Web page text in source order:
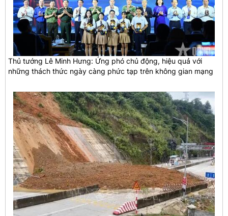
Thủ tướng Lê Minh Hưng: Ứng phó chủ động, hiệu quả với
những thách thức ngày càng phức tạp trên không gian mạng